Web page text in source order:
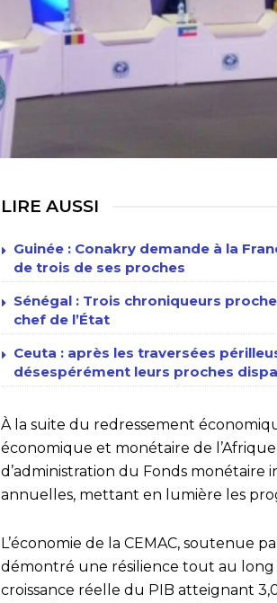
LIRE AUSSI
Guinée : Conakry demande à la
de trois de ses proches
Sénégal : Trois chroniqueurs
chef de l’État
Ceuta : après les traversées
désespérément leurs proches
À la suite du redressement
économique et monétaire de l’Afrique
d’administration du Fonds monétaire
annuelles, mettant en lumière les
L’économie de la CEMAC, soutenue
démontré une résilience tout au long
croissance réelle du PIB atteignant